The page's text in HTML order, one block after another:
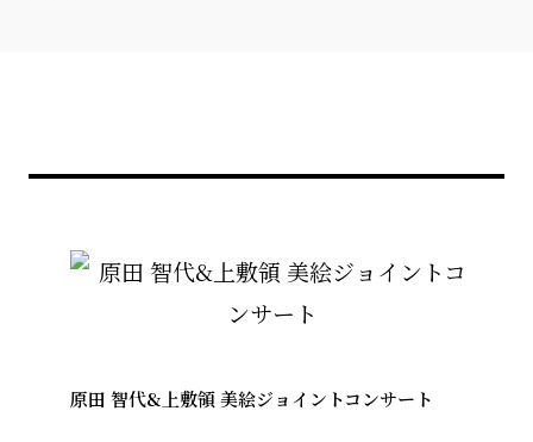
原田 智代&上敷領 美絵ジョイントコンサート